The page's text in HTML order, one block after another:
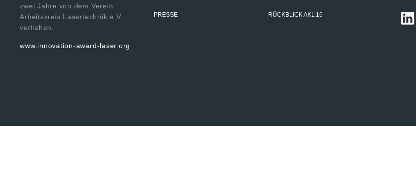
zwei Jahre von dem Verein
Arbeitskreis Lasertechnik e.V.
verliehen.
www.innovation-award-laser.org
PRESSE RÜCKBLICK AKL’16